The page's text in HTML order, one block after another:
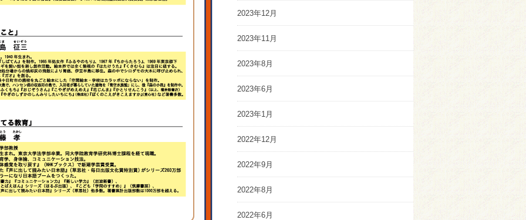
2023年12月
2023年11月
2023年8月
2023年6月
2023年1月
2022年12月
2022年9月
2022年8月
2022年6月